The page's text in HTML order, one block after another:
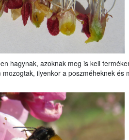
hagynak, azoknak meg is kell
ilyenkor a poszméheknek és